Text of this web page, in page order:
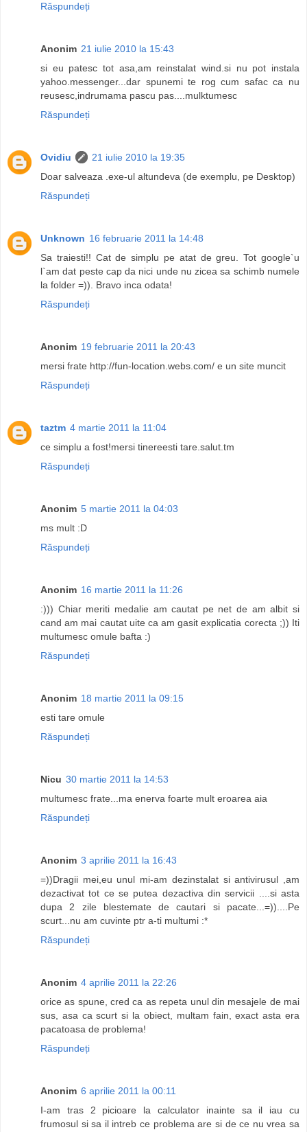
Răspundeți
Anonim 21 iulie 2010 la 15:43
si eu patesc tot asa,am reinstalat wind.si nu pot instala
yahoo.messenger...dar spunemi te rog cum safac ca nu
reusesc,indrumama pascu pas....mulktumesc
Răspundeți
Ovidiu
21 iulie 2010 la 19:35
Doar salveaza .exe-ul altundeva (de exemplu, pe Desktop)
Răspundeți
Unknown 16 februarie 2011 la 14:48
Sa traiesti!! Cat de simplu pe atat de greu. Tot google`u
l`am dat peste cap da nici unde nu zicea sa schimb numele
la folder =)). Bravo inca odata!
Răspundeți
Anonim 19 februarie 2011 la 20:43
mersi frate http://fun-location.webs.com/ e un site muncit
Răspundeți
taztm 4 martie 2011 la 11:04
ce simplu a fost!mersi tinereesti tare.salut.tm
Răspundeți
Anonim 5 martie 2011 la 04:03
ms mult :D
Răspundeți
Anonim 16 martie 2011 la 11:26
:))) Chiar meriti medalie am cautat pe net de am albit si
cand am mai cautat uite ca am gasit explicatia corecta ;)) Iti
multumesc omule bafta :)
Răspundeți
Anonim 18 martie 2011 la 09:15
esti tare omule
Răspundeți
Nicu 30 martie 2011 la 14:53
multumesc frate...ma enerva foarte mult eroarea aia
Răspundeți
Anonim 3 aprilie 2011 la 16:43
=))Dragii mei,eu unul mi-am dezinstalat si antivirusul ,am
dezactivat tot ce se putea dezactiva din servicii ....si asta
dupa 2 zile blestemate de cautari si pacate...=))....Pe
scurt...nu am cuvinte ptr a-ti multumi :*
Răspundeți
Anonim 4 aprilie 2011 la 22:26
orice as spune, cred ca as repeta unul din mesajele de mai
sus, asa ca scurt si la obiect, multam fain, exact asta era
pacatoasa de problema!
Răspundeți
Anonim 6 aprilie 2011 la 00:11
I-am tras 2 picioare la calculator inainte sa il iau cu
frumosul si sa il intreb ce problema are si de ce nu vrea sa